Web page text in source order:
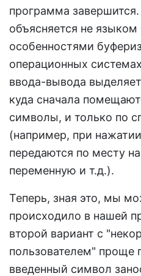
программа
объясняется не
особенностями
операционных
ввода-вывода
куда сначала
символы, и только по
(например, при
передаются по месту
переменную и т.д.).
Теперь, зная это, мы
происходило в нашей
второй вариант с
пользователем" проще
введенный символ